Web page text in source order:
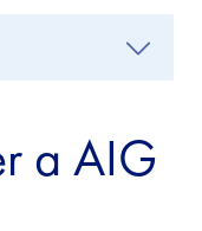
a AIG